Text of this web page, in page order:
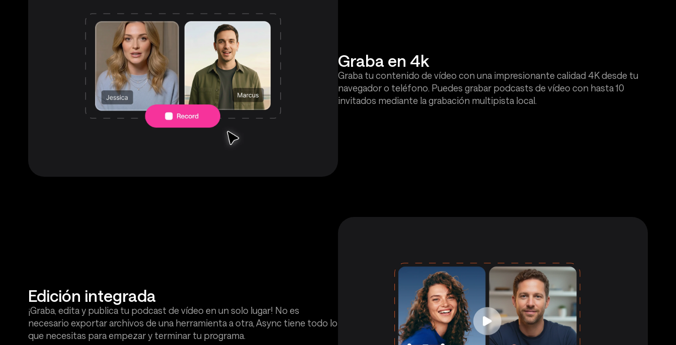
Graba en 4k
Graba tu contenido de vídeo con una impresionante calidad 4K desde tu
navegador o teléfono. Puedes grabar podcasts de vídeo con hasta 10
invitados mediante la grabación multipista local.
Edición integrada
¡Graba, edita y publica tu podcast de vídeo en un solo lugar! No es
necesario exportar archivos de una herramienta a otra, Async tiene todo lo
que necesitas para empezar y terminar tu programa.